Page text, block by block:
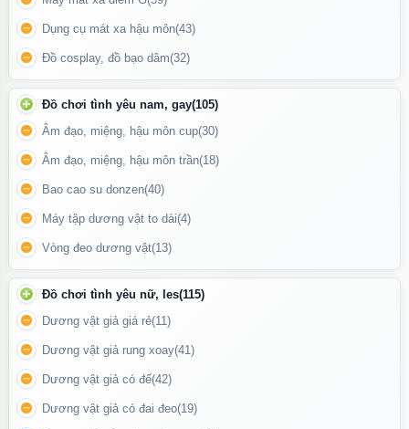
Thiết kế cầm tay vừa vặn cùng với chức năng rung kích thích
điểm G đỉnh cao
Công Nghệ Rung Mạnh Mẽ – Đa Chế Độ
Được trang bị nhiều chế độ rung từ nhẹ nhàng đến mãnh liệt, sản
phẩm phù hợp với mọi sở thích và nhu cầu sử dụng. Bạn có thể
dễ dàng điều chỉnh chỉ với một nút bấm đơn giản, mang lại cảm
giác thoải mái tối đa.
Chống Nước Hoàn Toàn – Dễ Dàng Vệ Sinh
Sử dụng công nghệ chống nước tiên tiến, máy có thể hoạt động
tốt ngay cả trong môi trường ẩm ướt. Điều này giúp bạn tận
hưởng trải nghiệm thư giãn ở bất cứ đâu, kể cả khi tắm.
Pin Sạc Tiện Lợi – Sử Dụng Dài Lâu
Sản phẩm tích hợp pin sạc USB giúp bạn dễ dàng nạp năng
Dụng cụ mát xa hậu môn(43)
Đồ cosplay, đồ bạo dâm(32)
Đồ chơi tình yêu nam, gay(105)
Âm đạo, miệng, hậu môn cup(30)
Âm đạo, miệng, hậu môn trần(18)
Bao cao su donzen(40)
Máy tập dương vật to dài(4)
Vòng đeo dương vật(13)
Đồ chơi tình yêu nữ, les(115)
Dương vật giả giá rẻ(11)
Dương vật giả rung xoay(41)
Dương vật giả có đế(42)
Dương vật giả có đai đeo(19)